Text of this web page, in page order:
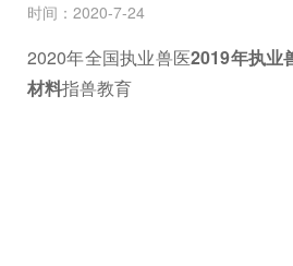
时间：2020-7-24
2020年全国执业兽医2019年执业
材料指兽教育